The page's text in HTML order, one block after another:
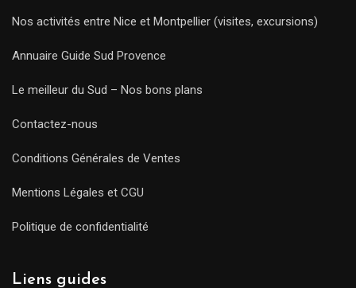
Nos activités entre Nice et Montpellier (visites, excursions)
Annuaire Guide Sud Provence
Le meilleur du Sud – Nos bons plans
Contactez-nous
Conditions Générales de Ventes
Mentions Légales et CGU
Politique de confidentialité
Liens guides